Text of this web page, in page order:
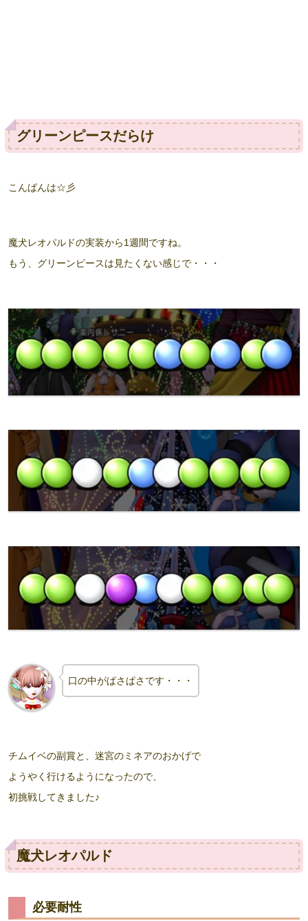
グリーンピースだらけ
こんばんは☆彡
魔犬レオパルドの実装から1週間ですね。
もう、グリーンピースは見たくない感じで・・・
口の中がぱさぱさです・・・
チムイベの副賞と、迷宮のミネアのおかげで
ようやく行けるようになったので、
初挑戦してきました♪
魔犬レオパルド
必要耐性